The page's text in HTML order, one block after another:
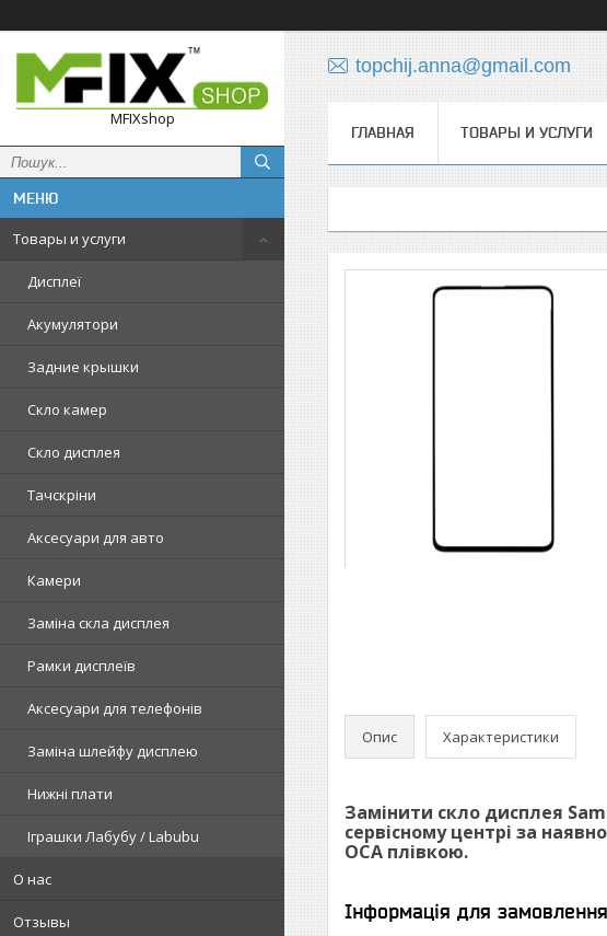
MFIXshop
Товары и услуги
Дисплеї
Акумулятори
Задние крышки
Скло камер
Скло дисплея
Тачскріни
Аксесуари для авто
Камери
Заміна скла дисплея
Рамки дисплеїв
Аксесуари для телефонів
Заміна шлейфу дисплею
Нижні плати
Іграшки Лабубу / Labubu
О нас
Отзывы
topchij.anna@gmail.com
ГЛАВНАЯ ТОВАРЫ И УСЛУГИ
Опис Характеристики
Замінити скло дисплея
сервісному центрі за
ОСА плівкою.
Інформація для замовлення